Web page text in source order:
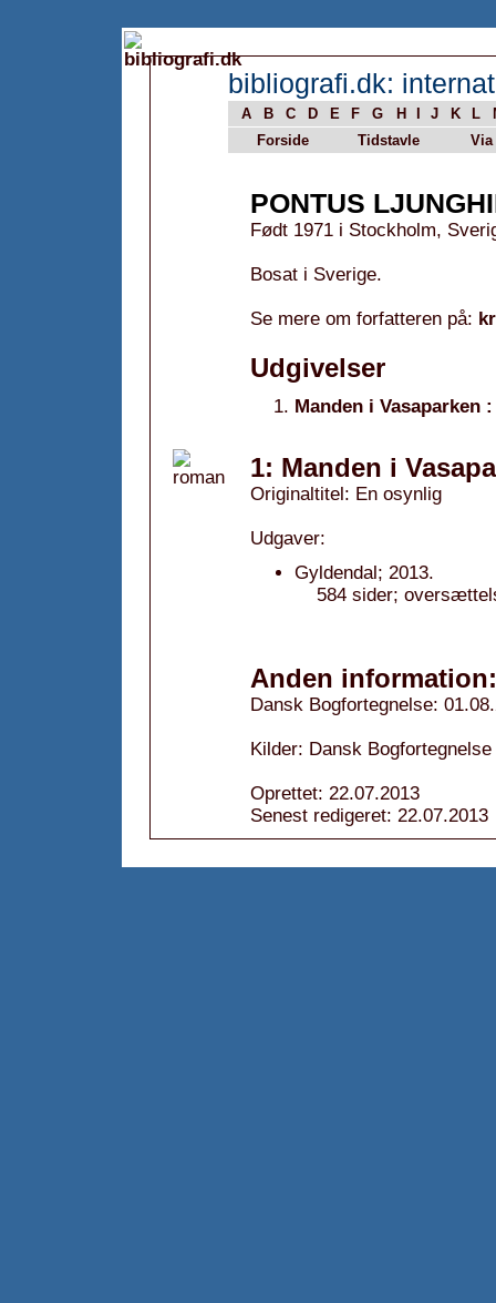
bibliografi.dk:
A B C D E F G H J K L
Forside
Tidstavle Via
PONTUS
Født 1971 i Stockholm,
Bosat i Sverige.
Se mere om forfatteren på:
Udgivelser
Manden i Vasaparken
1: Manden i
Originaltitel: En osynlig
Udgaver:
Gyldendal; 2013.
584 sider;
Anden information:
Dansk Bogfortegnelse:
Kilder: Dansk Bogfortegnelse
Oprettet: 22.07.2013
Senest redigeret: 22.07.2013